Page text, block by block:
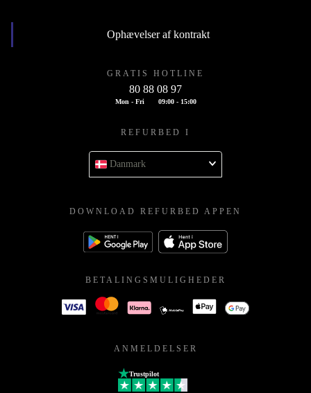
Ophævelser af kontrakt
GRATIS HOTLINE
80 88 08 97
Mon - Fri 09:00 - 15:00
REFURBED I
Danmark
DOWNLOAD REFURBED APPEN
BETALINGSMULIGHEDER
ANMELDELSER
Trustpilot